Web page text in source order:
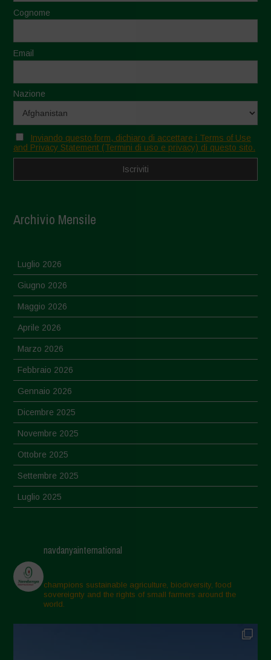
Cognome
Email
Nazione
Inviando questo form, dichiaro di accettare i Terms of Use
and Privacy Statement (Termini di uso e privacy) di questo sito.
Archivio Mensile
Luglio 2026
Giugno 2026
Maggio 2026
Aprile 2026
Marzo 2026
Febbraio 2026
Gennaio 2026
Dicembre 2025
Novembre 2025
Ottobre 2025
Settembre 2025
Luglio 2025
Aprile 2025
Marzo 2025
Febbraio 2025
Gennaio 2025
navdanyainternational
champions sustainable agriculture, biodiversity, food
sovereignty and the rights of small farmers around the
world.